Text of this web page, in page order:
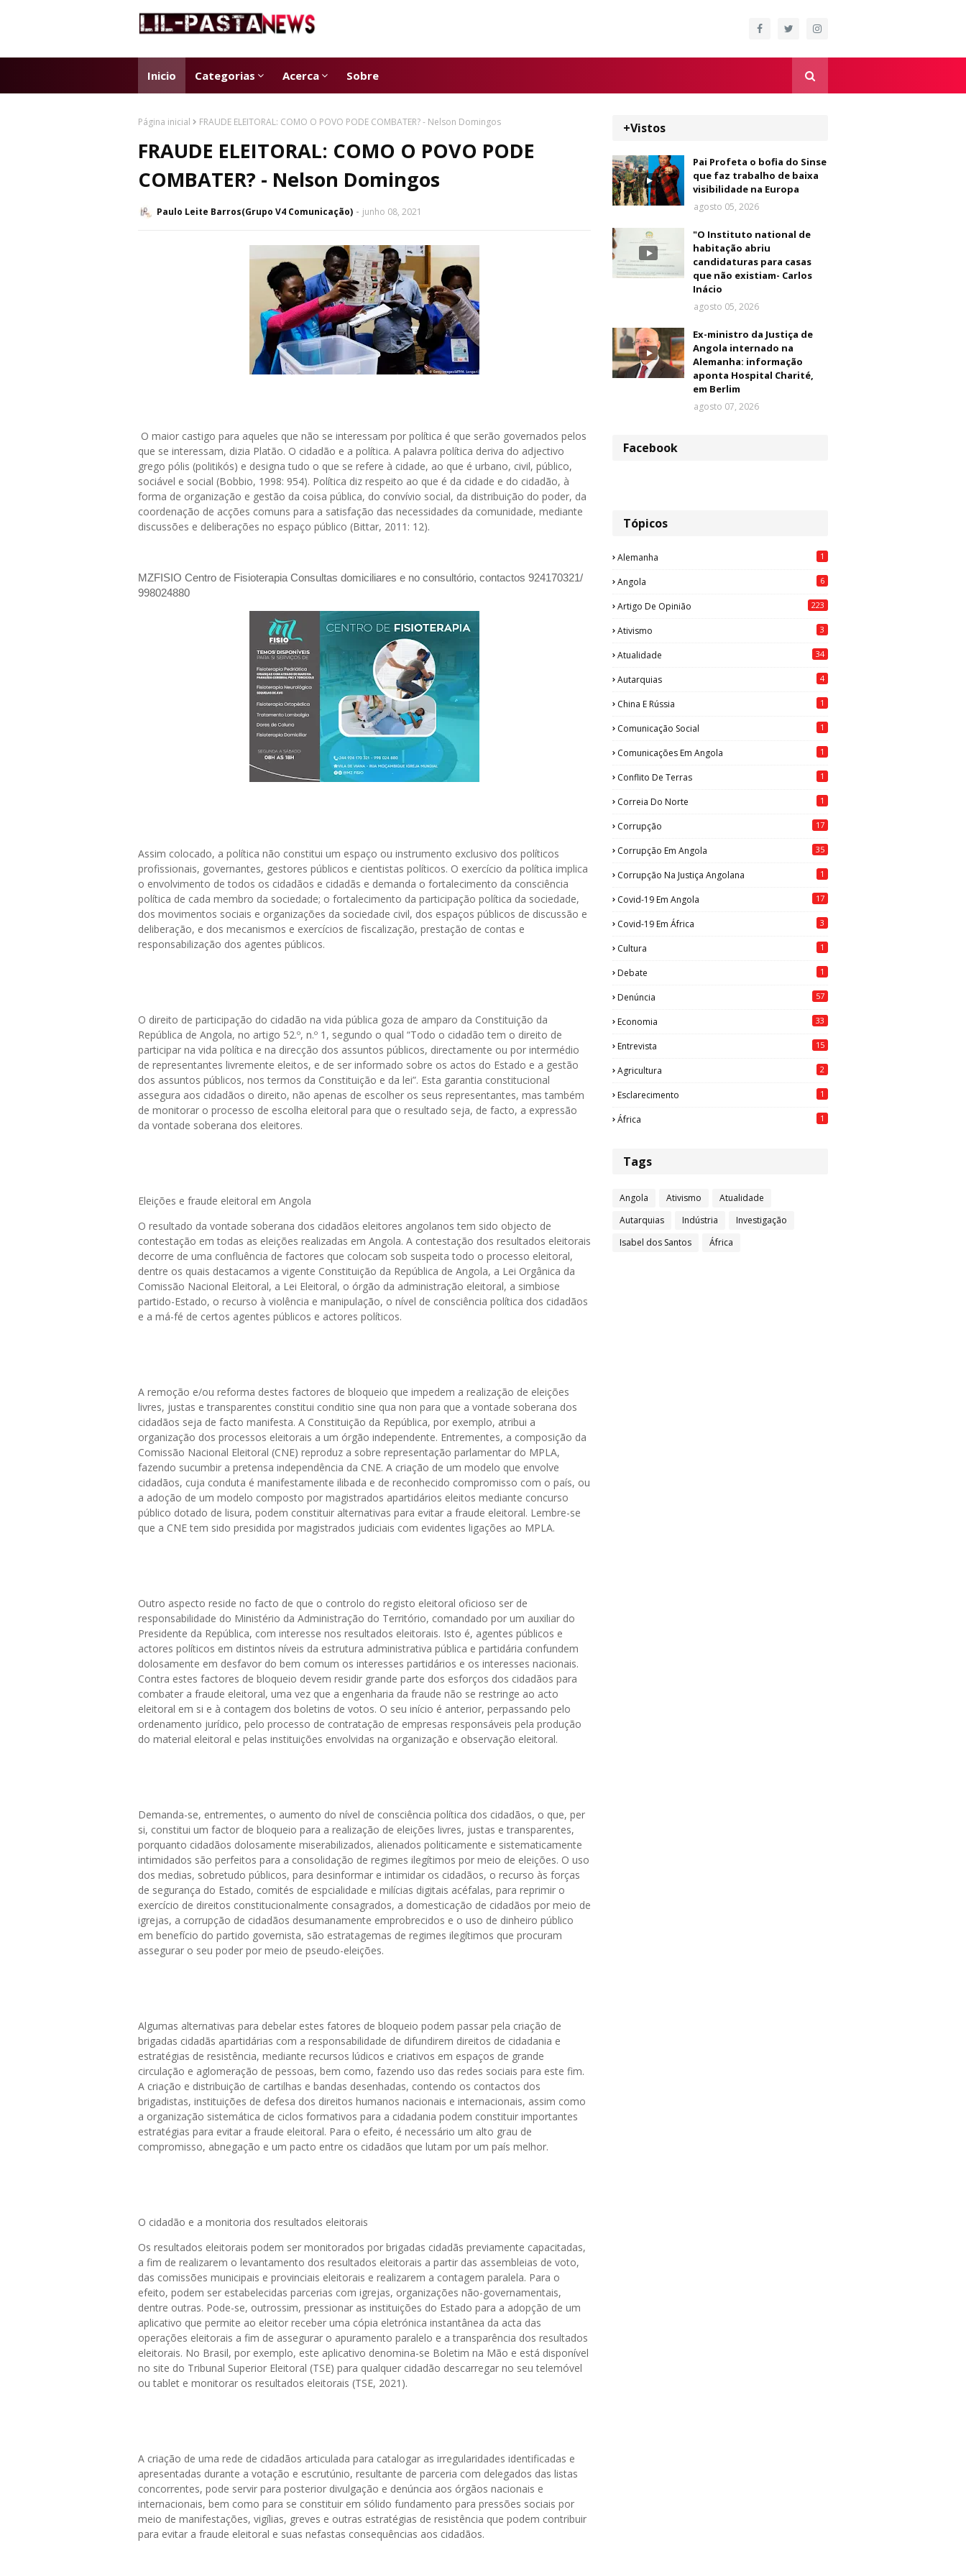
Inicio Categorias Acerca Sobre
Página inicial FRAUDE ELEITORAL: COMO O POVO PODE COMBATER? - Nelson Domingos
FRAUDE ELEITORAL: COMO O POVO PODE
COMBATER? - Nelson Domingos
Paulo Leite Barros(Grupo V4 Comunicação) junho 08, 2021
O maior castigo para aqueles que não se interessam por política é que serão governados pelos
que se interessam, dizia Platão. O cidadão e a política. A palavra política deriva do adjectivo
grego pólis (politikós) e designa tudo o que se refere à cidade, ao que é urbano, civil, público,
sociável e social (Bobbio, 1998: 954). Política diz respeito ao que é da cidade e do cidadão, à
forma de organização e gestão da coisa pública, do convívio social, da distribuição do poder, da
coordenação de acções comuns para a satisfação das necessidades da comunidade, mediante
discussões e deliberações no espaço público (Bittar, 2011: 12).
MZFISIO Centro de Fisioterapia Consultas domiciliares e no consultório, contactos 924170321/
998024880
Assim colocado, a política não constitui um espaço ou instrumento exclusivo dos políticos
profissionais, governantes, gestores públicos e cientistas políticos. O exercício da política implica
o envolvimento de todos os cidadãos e cidadãs e demanda o fortalecimento da consciência
política de cada membro da sociedade; o fortalecimento da participação política da sociedade,
dos movimentos sociais e organizações da sociedade civil, dos espaços públicos de discussão e
deliberação, e dos mecanismos e exercícios de fiscalização, prestação de contas e
responsabilização dos agentes públicos.
O direito de participação do cidadão na vida pública goza de amparo da Constituição da
República de Angola, no artigo 52.º, n.º 1, segundo o qual “Todo o cidadão tem o direito de
participar na vida política e na direcção dos assuntos públicos, directamente ou por intermédio
de representantes livremente eleitos, e de ser informado sobre os actos do Estado e a gestão
dos assuntos públicos, nos termos da Constituição e da lei”. Esta garantia constitucional
assegura aos cidadãos o direito, não apenas de escolher os seus representantes, mas também
de monitorar o processo de escolha eleitoral para que o resultado seja, de facto, a expressão
da vontade soberana dos eleitores.
Eleições e fraude eleitoral em Angola
O resultado da vontade soberana dos cidadãos eleitores angolanos tem sido objecto de
contestação em todas as eleições realizadas em Angola. A contestação dos resultados eleitorais
decorre de uma confluência de factores que colocam sob suspeita todo o processo eleitoral,
dentre os quais destacamos a vigente Constituição da República de Angola, a Lei Orgânica da
Comissão Nacional Eleitoral, a Lei Eleitoral, o órgão da administração eleitoral, a simbiose
partido-Estado, o recurso à violência e manipulação, o nível de consciência política dos cidadãos
e a má-fé de certos agentes públicos e actores políticos.
A remoção e/ou reforma destes factores de bloqueio que impedem a realização de eleições
livres, justas e transparentes constitui conditio sine qua non para que a vontade soberana dos
cidadãos seja de facto manifesta. A Constituição da República, por exemplo, atribui a
organização dos processos eleitorais a um órgão independente. Entrementes, a composição da
Comissão Nacional Eleitoral (CNE) reproduz a sobre representação parlamentar do MPLA,
fazendo sucumbir a pretensa independência da CNE. A criação de um modelo que envolve
cidadãos, cuja conduta é manifestamente ilibada e de reconhecido compromisso com o país, ou
a adoção de um modelo composto por magistrados apartidários eleitos mediante concurso
público dotado de lisura, podem constituir alternativas para evitar a fraude eleitoral. Lembre-se
que a CNE tem sido presidida por magistrados judiciais com evidentes ligações ao MPLA.
Outro aspecto reside no facto de que o controlo do registo eleitoral oficioso ser de
responsabilidade do Ministério da Administração do Território, comandado por um auxiliar do
Presidente da República, com interesse nos resultados eleitorais. Isto é, agentes públicos e
actores políticos em distintos níveis da estrutura administrativa pública e partidária confundem
dolosamente em desfavor do bem comum os interesses partidários e os interesses nacionais.
Contra estes factores de bloqueio devem residir grande parte dos esforços dos cidadãos para
combater a fraude eleitoral, uma vez que a engenharia da fraude não se restringe ao acto
eleitoral em si e à contagem dos boletins de votos. O seu início é anterior, perpassando pelo
ordenamento jurídico, pelo processo de contratação de empresas responsáveis pela produção
do material eleitoral e pelas instituições envolvidas na organização e observação eleitoral.
Demanda-se, entrementes, o aumento do nível de consciência política dos cidadãos, o que, per
si, constitui um factor de bloqueio para a realização de eleições livres, justas e transparentes,
porquanto cidadãos dolosamente miserabilizados, alienados politicamente e sistematicamente
intimidados são perfeitos para a consolidação de regimes ilegítimos por meio de eleições. O uso
dos medias, sobretudo públicos, para desinformar e intimidar os cidadãos, o recurso às forças
de segurança do Estado, comités de espcialidade e milícias digitais acéfalas, para reprimir o
exercício de direitos constitucionalmente consagrados, a domesticação de cidadãos por meio de
igrejas, a corrupção de cidadãos desumanamente emprobrecidos e o uso de dinheiro público
em benefício do partido governista, são estratagemas de regimes ilegítimos que procuram
assegurar o seu poder por meio de pseudo-eleições.
Algumas alternativas para debelar estes fatores de bloqueio podem passar pela criação de
brigadas cidadãs apartidárias com a responsabilidade de difundirem direitos de cidadania e
estratégias de resistência, mediante recursos lúdicos e criativos em espaços de grande
circulação e aglomeração de pessoas, bem como, fazendo uso das redes sociais para este fim.
A criação e distribuição de cartilhas e bandas desenhadas, contendo os contactos dos
brigadistas, instituições de defesa dos direitos humanos nacionais e internacionais, assim como
a organização sistemática de ciclos formativos para a cidadania podem constituir importantes
estratégias para evitar a fraude eleitoral. Para o efeito, é necessário um alto grau de
compromisso, abnegação e um pacto entre os cidadãos que lutam por um país melhor.
O cidadão e a monitoria dos resultados eleitorais
Os resultados eleitorais podem ser monitorados por brigadas cidadãs previamente capacitadas,
a fim de realizarem o levantamento dos resultados eleitorais a partir das assembleias de voto,
das comissões municipais e provinciais eleitorais e realizarem a contagem paralela. Para o
efeito, podem ser estabelecidas parcerias com igrejas, organizações não-governamentais,
dentre outras. Pode-se, outrossim, pressionar as instituições do Estado para a adopção de um
aplicativo que permite ao eleitor receber uma cópia eletrónica instantânea da acta das
operações eleitorais a fim de assegurar o apuramento paralelo e a transparência dos resultados
eleitorais. No Brasil, por exemplo, este aplicativo denomina-se Boletim na Mão e está disponível
no site do Tribunal Superior Eleitoral (TSE) para qualquer cidadão descarregar no seu telemóvel
ou tablet e monitorar os resultados eleitorais (TSE, 2021).
A criação de uma rede de cidadãos articulada para catalogar as irregularidades identificadas e
apresentadas durante a votação e escrutúnio, resultante de parceria com delegados das listas
concorrentes, pode servir para posterior divulgação e denúncia aos órgãos nacionais e
internacionais, bem como para se constituir em sólido fundamento para pressões sociais por
meio de manifestações, vigílias, greves e outras estratégias de resistência que podem contribuir
para evitar a fraude eleitoral e suas nefastas consequências aos cidadãos.
+Vistos
Pai Profeta o bofia do Sinse
que faz trabalho de baixa
visibilidade na Europa
agosto 05, 2026
"O Instituto national de
habitação abriu
candidaturas para casas
que não existiam- Carlos
Inácio
agosto 05, 2026
Ex-ministro da Justiça de
Angola internado na
Alemanha: informação
aponta Hospital Charité,
em Berlim
agosto 07, 2026
Facebook
Tópicos
Alemanha 1
Angola 6
Artigo De Opinião 223
Ativismo 3
Atualidade 34
Autarquias 4
China E Rússia 1
Comunicação Social 1
Comunicações Em Angola 1
Conflito De Terras 1
Correia Do Norte 1
Corrupção 17
Corrupção Em Angola 35
Corrupção Na Justiça Angolana 1
Covid-19 Em Angola 17
Covid-19 Em África 3
Cultura 1
Debate 1
Denúncia 57
Economia 33
Entrevista 15
Agricultura 2
Esclarecimento 1
África 1
Tags
Angola Ativismo
Atualidade
Autarquias
Indústria
Investigação
Isabel dos Santos
África